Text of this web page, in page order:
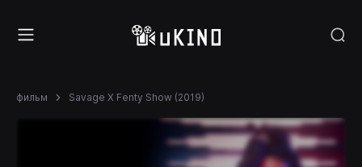
фильм Savage X Fenty Show (2019)